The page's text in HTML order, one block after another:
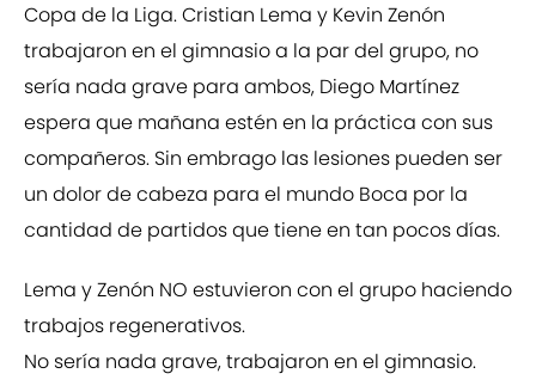
Copa de la Liga. Cristian Lema y Kevin Zenón
trabajaron en el gimnasio a la par del grupo, no
sería nada grave para ambos, Diego Martínez
espera que mañana estén en la práctica con sus
compañeros. Sin embrago las lesiones pueden ser
un dolor de cabeza para el mundo Boca por la
cantidad de partidos que tiene en tan pocos días.
Lema y Zenón NO estuvieron con el grupo haciendo
trabajos regenerativos.
No sería nada grave, trabajaron en el gimnasio.